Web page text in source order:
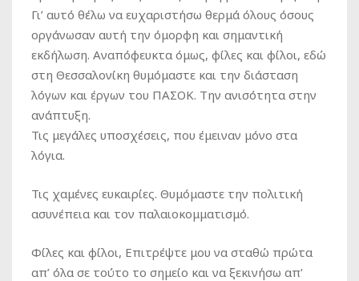
Γι’ αυτό θέλω να ευχαριστήσω θερμά όλους όσους
οργάνωσαν αυτή την όμορφη και σημαντική
εκδήλωση. Αναπόφευκτα όμως, φίλες και φίλοι, εδώ
στη Θεσσαλονίκη θυμόμαστε και την διάσταση
λόγων και έργων του ΠΑΣΟΚ. Την ανισότητα στην
ανάπτυξη.
Τις μεγάλες υποσχέσεις, που έμειναν μόνο στα
λόγια.
Τις χαμένες ευκαιρίες. Θυμόμαστε την πολιτική
ασυνέπεια και τον παλαιοκομματισμό.
Φίλες και φίλοι, Επιτρέψτε μου να σταθώ πρώτα
απ’ όλα σε τούτο το σημείο και να ξεκινήσω απ’